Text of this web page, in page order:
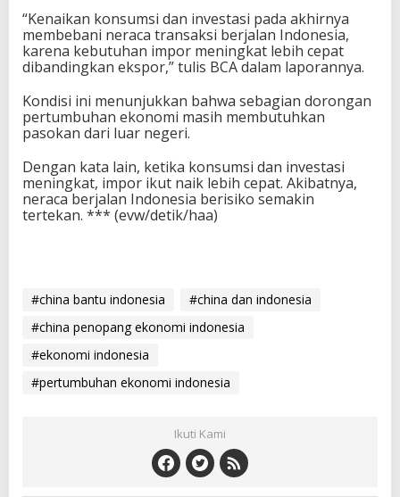
“Kenaikan konsumsi dan investasi pada akhirnya
membebani neraca transaksi berjalan Indonesia,
karena kebutuhan impor meningkat lebih cepat
dibandingkan ekspor,” tulis BCA dalam laporannya.
Kondisi ini menunjukkan bahwa sebagian dorongan
pertumbuhan ekonomi masih membutuhkan
pasokan dari luar negeri.
Dengan kata lain, ketika konsumsi dan investasi
meningkat, impor ikut naik lebih cepat. Akibatnya,
neraca berjalan Indonesia berisiko semakin
tertekan. *** (evw/detik/haa)
#china bantu indonesia
#china dan indonesia
#china penopang ekonomi indonesia
#ekonomi indonesia
#pertumbuhan ekonomi indonesia
Ikuti Kami